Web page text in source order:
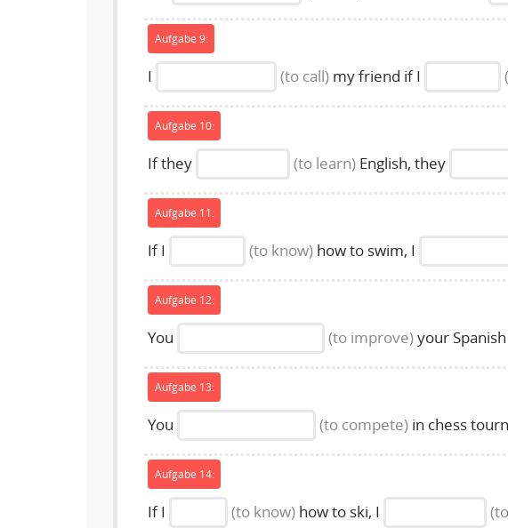
Aufgabe 9:
I (to call) my friend if I
Aufgabe 10:
If they (to learn) English, they
Aufgabe 11:
If I (to know) how to swim, I
Aufgabe 12:
You (to improve)your
Aufgabe 13:
You (to compete) in chess
Aufgabe 14:
If I (to know) how to ski, I